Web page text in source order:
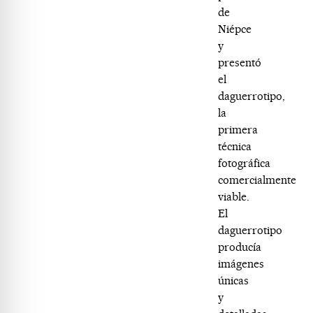
de
Niépce
y
presentó
el
daguerrotipo,
la
primera
técnica
fotográfica
comercialmente
viable.
El
daguerrotipo
producía
imágenes
únicas
y